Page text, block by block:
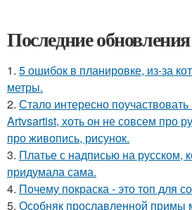
Последние
1. 5 ошибок в планировке, из-за
метры.
2. Стало интересно
Artvsartist, хоть он не совсем про
про живопись, рисунок.
3. Платье с надписью на русском,
придумала сама.
4. Почему покраска - это топ для
5. Особняк прославленной примы